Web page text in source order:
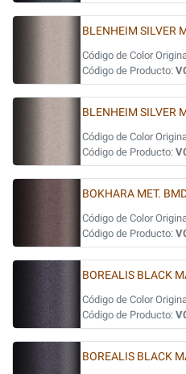
BLENHEIM SILVER
Código de Color
Código de Producto:
BLENHEIM SILVER
Código de Color
Código de Producto:
BOKHARA MET.
Código de Color
Código de Producto:
BOREALIS BLACK
Código de Color
Código de Producto:
BOREALIS BLACK